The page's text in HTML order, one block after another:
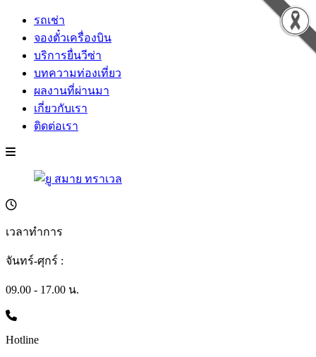
รถเช่า
จองตั๋วเครื่องบิน
บริการยื่นวีซ่า
บทความท่องเที่ยว
ผลงานที่ผ่านมา
เกี่ยวกับเรา
ติดต่อเรา
เวลาทำการ
จันทร์-ศุกร์ :
09.00 - 17.00 น.
Hotline